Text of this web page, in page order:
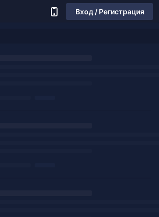
Вход / Регистрация